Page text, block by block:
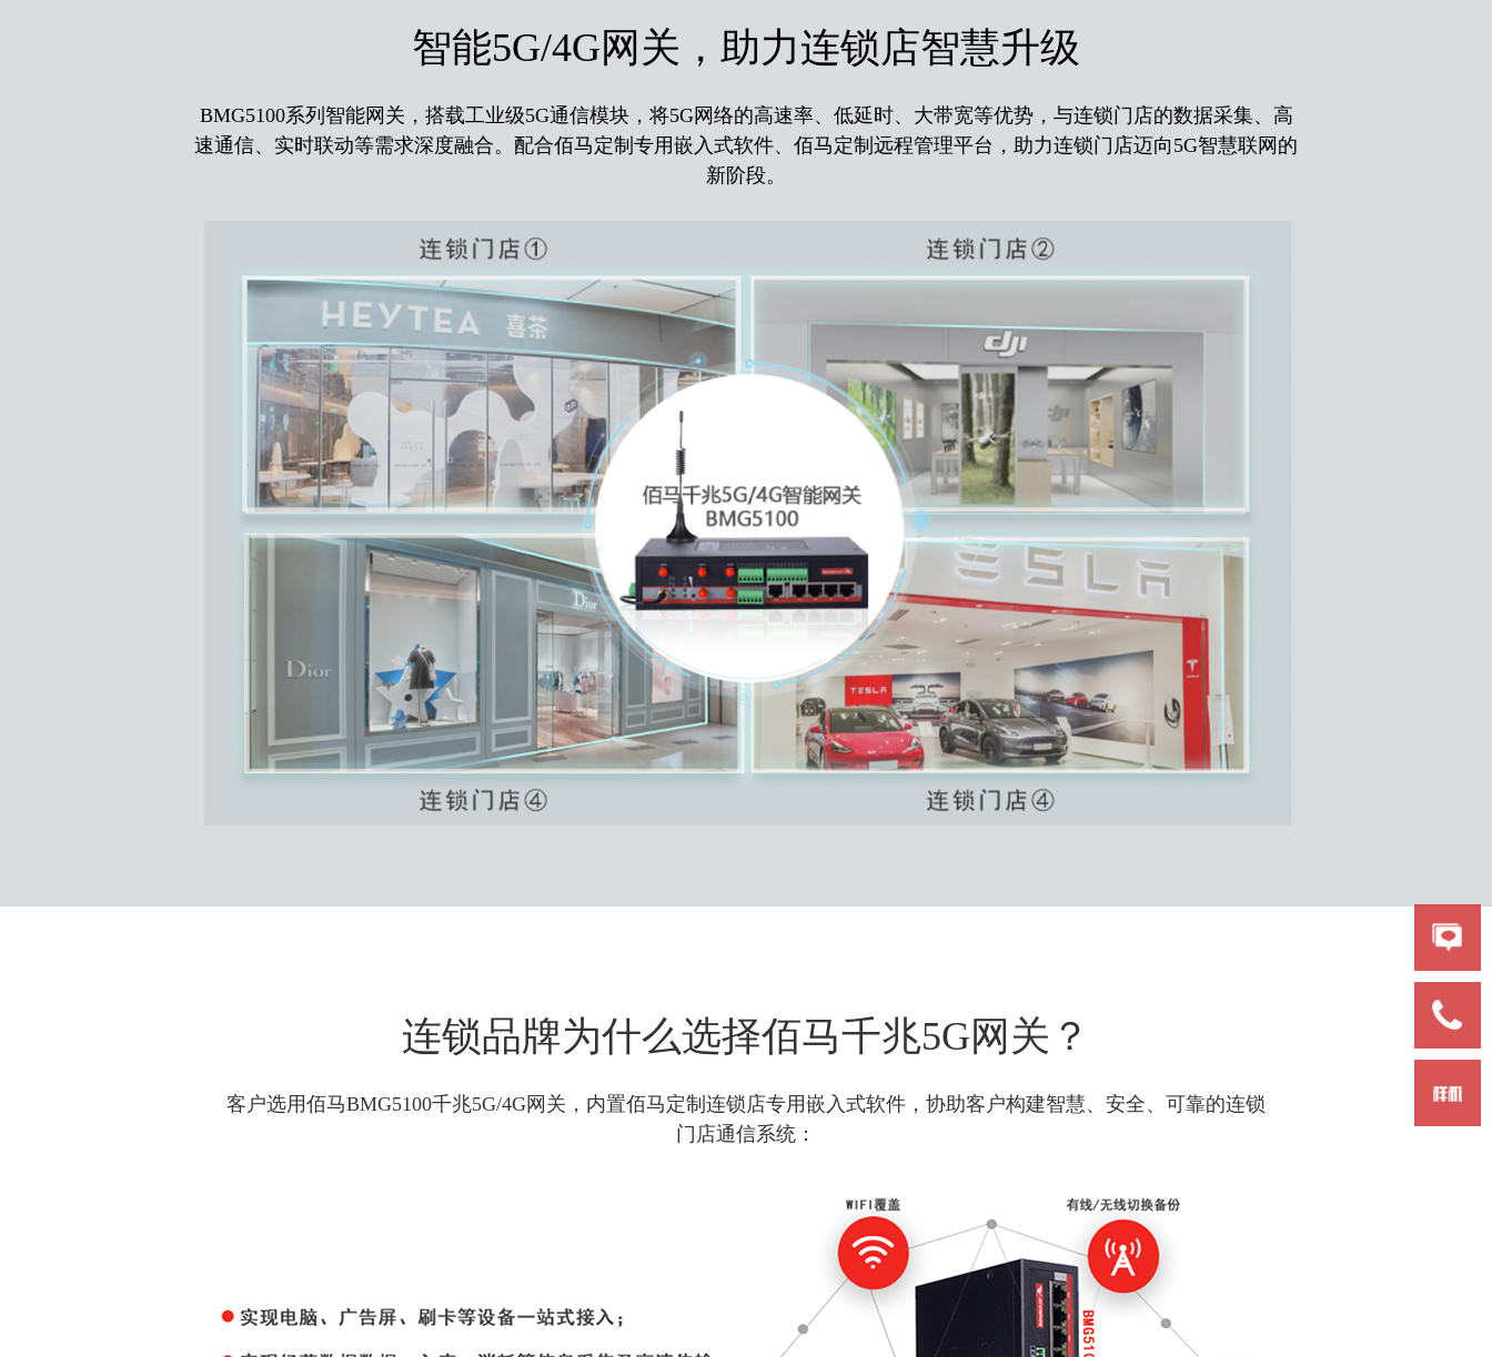
智能5G/4G网关，助力连锁店智慧升级
BMG5100系列智能网关，搭载工业级5G通信模块，将5G网络的高速率、低延时、大带宽等优势，与连锁门店的数据采集、高
速通信、实时联动等需求深度融合。配合佰马定制专用嵌入式软件、佰马定制远程管理平台，助力连锁门店迈向5G智慧联网的
新阶段。
连锁品牌为什么选择佰马千兆5G网关？
客户选用佰马BMG5100千兆5G/4G网关，内置佰马定制连锁店专用嵌入式软件，协助客户构建智慧、安全、可靠的连锁
门店通信系统：